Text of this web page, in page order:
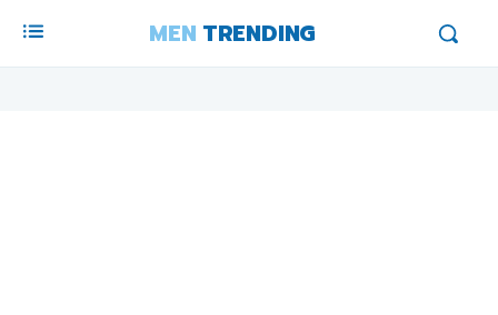
MEN TRENDING